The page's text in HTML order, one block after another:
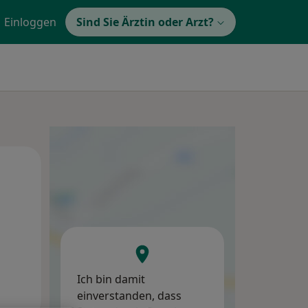
Einloggen Sind Sie Ärztin oder Arzt?
Ich bin damit
einverstanden, dass